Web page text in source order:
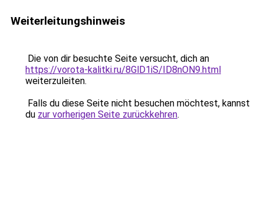
Weiterleitungshinweis
Die von dir besuchte Seite versucht, dich an
https://vorota-kalitki.ru/8GlD1iS/ID8nON9.html
weiterzuleiten.
Falls du diese Seite nicht besuchen möchtest, kannst
du zur vorherigen Seite zurückkehren.